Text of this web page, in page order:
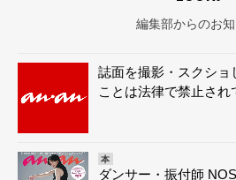
編集部からのお
誌面を撮影・スクショ
ことは法律で禁止され
本
ダンサー・振付師